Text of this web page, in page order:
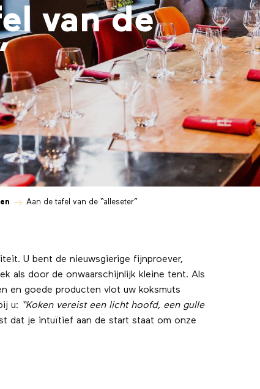
van de
Aan de tafel van de “alleseter”
U bent de nieuwsgierige fijnproever,
als door de onwaarschijnlijk kleine tent. Als
en goede producten vlot uw koksmuts
u: “Koken vereist een licht hoofd, een gulle
dat je intuïtief aan de start staat om onze
favoris